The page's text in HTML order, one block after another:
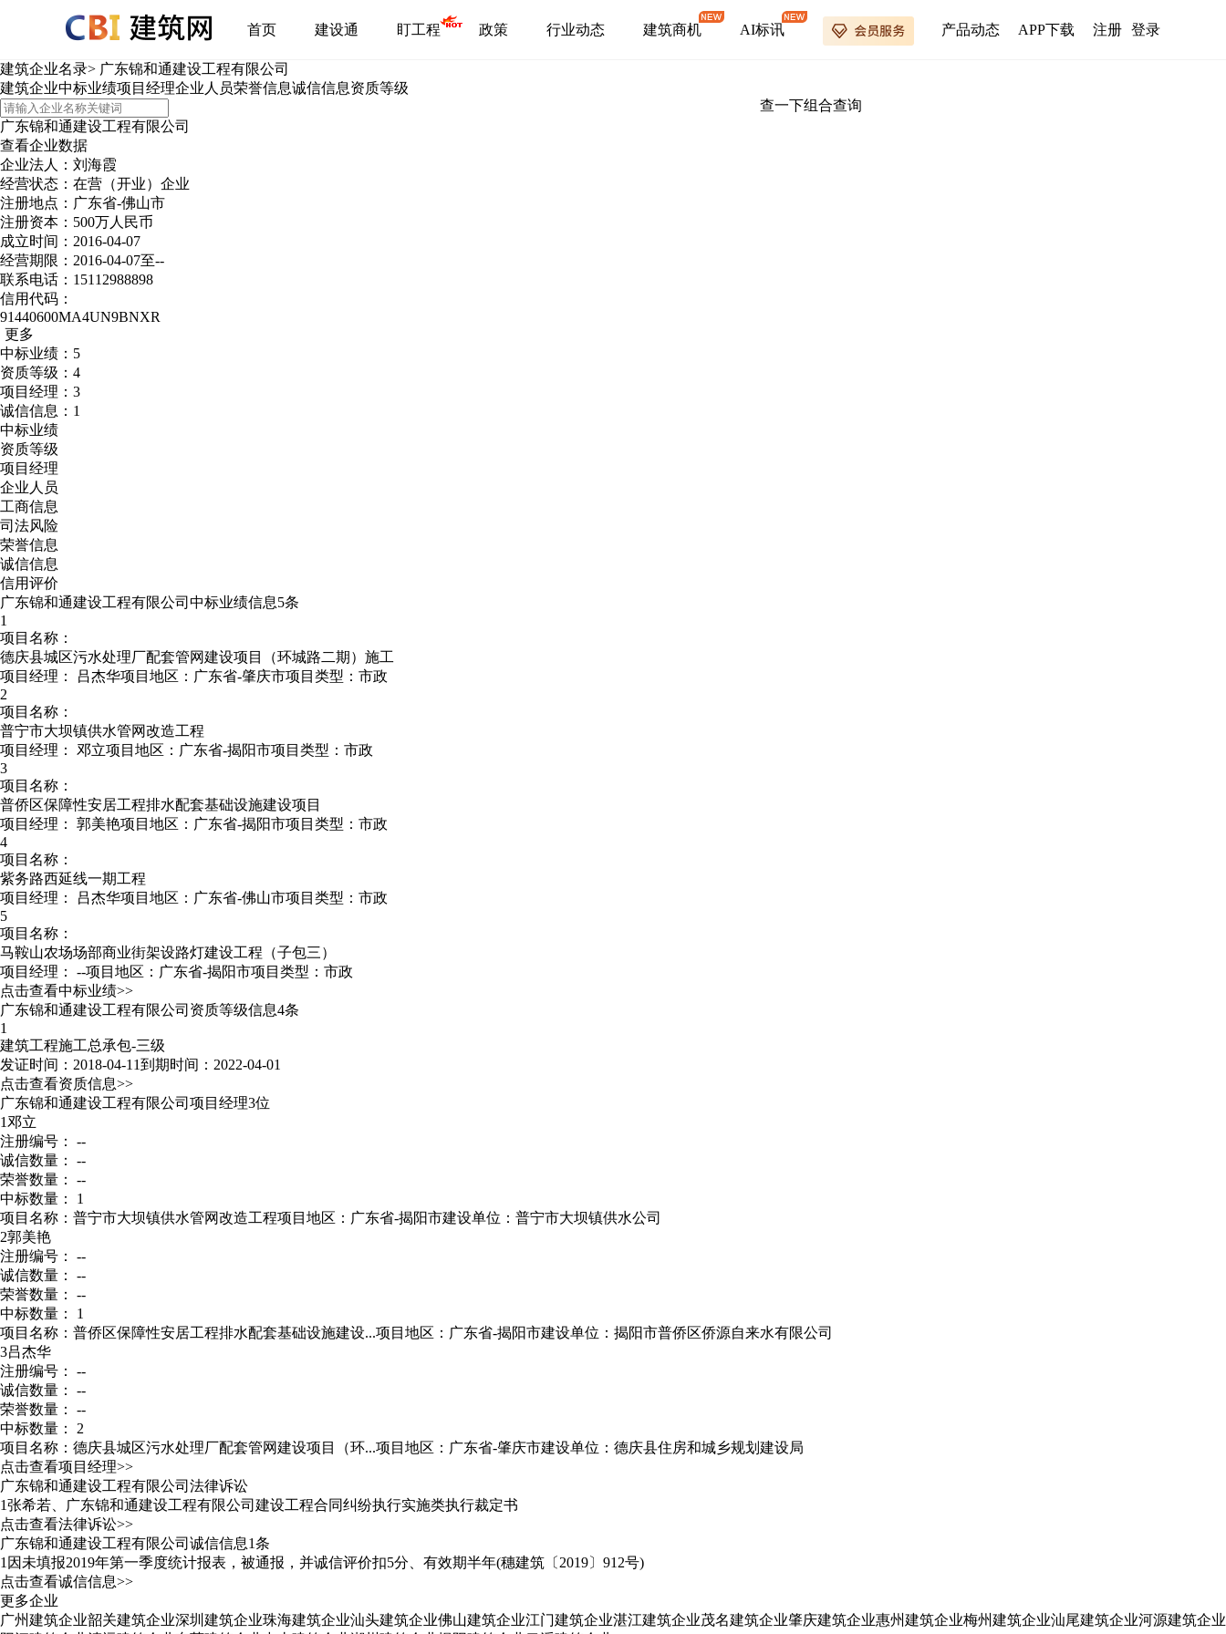
首页 建设通 盯工程 政策 行业动态 建筑商机 AI标讯 产品动态 APP下载 注册 登录
建筑企业名录> 广东锦和通建设工程有限公司
建筑企业中标业绩项目经理企业人员荣誉信息诚信信息资质等级
查一下组合查询
广东锦和通建设工程有限公司
查看企业数据
企业法人：刘海霞
经营状态：在营（开业）企业
注册地点：广东省-佛山市
注册资本：500万人民币
成立时间：2016-04-07
经营期限：2016-04-07至--
联系电话：15112988898
信用代码：
91440600MA4UN9BNXR
更多
中标业绩：5
资质等级：4
项目经理：3
诚信信息：1
中标业绩
资质等级
项目经理
企业人员
工商信息
司法风险
荣誉信息
诚信信息
信用评价
广东锦和通建设工程有限公司中标业绩信息5条
1
项目名称：
德庆县城区污水处理厂配套管网建设项目（环城路二期）施工
项目经理：
吕杰华项目地区：广东省-肇庆市项目类型：市政
2
项目名称：
普宁市大坝镇供水管网改造工程
项目经理： 邓立项目地区：广东省-揭阳市项目类型：市政
3
项目名称：
普侨区保障性安居工程排水配套基础设施建设项目
项目经理： 郭美艳项目地区：广东省-揭阳市项目类型：市政
4
项目名称：
紫务路西延线一期工程
项目经理：
吕杰华项目地区：广东省-佛山市项目类型：市政
5
项目名称：
马鞍山农场场部商业街架设路灯建设工程（子包三）
项目经理： --项目地区：广东省-揭阳市项目类型：市政
点击查看中标业绩>>
广东锦和通建设工程有限公司资质等级信息4条
1
建筑工程施工总承包-三级
发证时间：2018-04-11到期时间：2022-04-01
点击查看资质信息>>
广东锦和通建设工程有限公司项目经理3位
1邓立
注册编号： --
诚信数量： --
荣誉数量： --
中标数量： 1
项目名称：普宁市大坝镇供水管网改造工程项目地区：广东省-揭阳市建设单位：普宁市大坝镇供水公司
2郭美艳
注册编号： --
诚信数量： --
荣誉数量： --
中标数量： 1
项目名称：普侨区保障性安居工程排水配套基础设施建设...项目地区：广东省-揭阳市建设单位：揭阳市普侨区侨源自来水有限公司
3吕杰华
注册编号： --
诚信数量： --
荣誉数量： --
中标数量： 2
项目名称：德庆县城区污水处理厂配套管网建设项目（环...项目地区：广东省-肇庆市建设单位：德庆县住房和城乡规划建设局
点击查看项目经理>>
广东锦和通建设工程有限公司法律诉讼
1张希若、广东锦和通建设工程有限公司建设工程合同纠纷执行实施类执行裁定书
点击查看法律诉讼>>
广东锦和通建设工程有限公司诚信信息1条
1 因未填报2019年第一季度统计报表，被通报，并诚信评价扣5分、有效期半年(穗建筑〔2019〕912号)
点击查看诚信信息>>
更多企业
广州建筑企业韶关建筑企业深圳建筑企业珠海建筑企业汕头建筑企业佛山建筑企业江门建筑企业湛江建筑企业茂名建筑企业肇庆建筑企业惠州建筑企业梅州建筑企业汕尾建筑企业河源建筑企业